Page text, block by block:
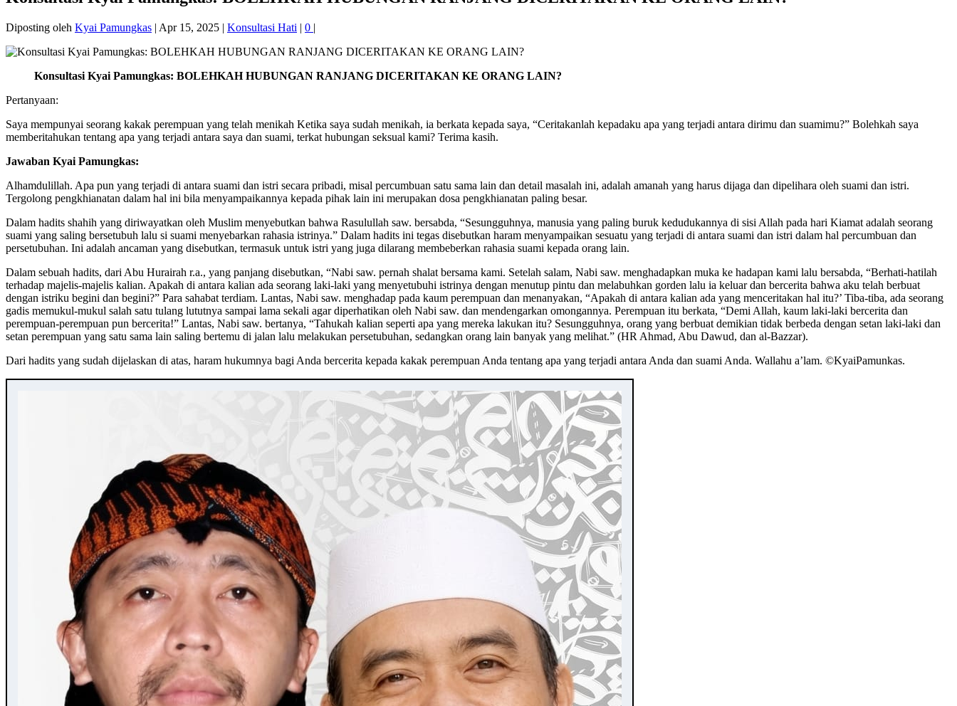
Diposting oleh Kyai Pamungkas | Apr 15, 2025 | Konsultasi Hati | 0 |
Konsultasi Kyai Pamungkas: BOLEHKAH HUBUNGAN RANJANG DICERITAKAN KE ORANG LAIN?
Pertanyaan:
Saya mempunyai seorang kakak perempuan yang telah menikah Ketika saya sudah menikah, ia berkata kepada saya, “Ceritakanlah kepadaku apa yang terjadi antara dirimu dan suamimu?” Bolehkah saya
memberitahukan tentang apa yang terjadi antara saya dan suami, terkat hubungan seksual kami? Terima kasih.
Jawaban Kyai Pamungkas:
Alhamdulillah. Apa pun yang terjadi di antara suami dan istri secara pribadi, misal percumbuan satu sama lain dan detail masalah ini, adalah amanah yang harus dijaga dan dipelihara oleh suami dan istri.
Tergolong pengkhianatan dalam hal ini bila menyampaikannya kepada pihak lain ini merupakan dosa pengkhianatan paling besar.
Dalam hadits shahih yang diriwayatkan oleh Muslim menyebutkan bahwa Rasulullah saw. bersabda, “Sesungguhnya, manusia yang paling buruk kedudukannya di sisi Allah pada hari Kiamat adalah seorang
suami yang saling bersetubuh lalu si suami menyebarkan rahasia istrinya.” Dalam hadits ini tegas disebutkan haram menyampaikan sesuatu yang terjadi di antara suami dan istri dalam hal percumbuan dan
persetubuhan. Ini adalah ancaman yang disebutkan, termasuk untuk istri yang juga dilarang membeberkan rahasia suami kepada orang lain.
Dalam sebuah hadits, dari Abu Hurairah r.a., yang panjang disebutkan, “Nabi saw. pernah shalat bersama kami. Setelah salam, Nabi saw. menghadapkan muka ke hadapan kami lalu bersabda, “Berhati-hatilah
terhadap majelis-majelis kalian. Apakah di antara kalian ada seorang laki-laki yang menyetubuhi istrinya dengan menutup pintu dan melabuhkan gorden lalu ia keluar dan bercerita bahwa aku telah berbuat
dengan istriku begini dan begini?” Para sahabat terdiam. Lantas, Nabi saw. menghadap pada kaum perempuan dan menanyakan, “Apakah di antara kalian ada yang menceritakan hal itu?’ Tiba-tiba, ada seorang
gadis memukul-mukul salah satu tulang lututnya sampai lama sekali agar diperhatikan oleh Nabi saw. dan mendengarkan omongannya. Perempuan itu berkata, “Demi Allah, kaum laki-laki bercerita dan
perempuan-perempuan pun bercerita!” Lantas, Nabi saw. bertanya, “Tahukah kalian seperti apa yang mereka lakukan itu? Sesungguhnya, orang yang berbuat demikian tidak berbeda dengan setan laki-laki dan
setan perempuan yang satu sama lain saling bertemu di jalan lalu melakukan persetubuhan, sedangkan orang lain banyak yang melihat.” (HR Ahmad, Abu Dawud, dan al-Bazzar).
Dari hadits yang sudah dijelaskan di atas, haram hukumnya bagi Anda bercerita kepada kakak perempuan Anda tentang apa yang terjadi antara Anda dan suami Anda. Wallahu a’lam. ©️KyaiPamunkas.